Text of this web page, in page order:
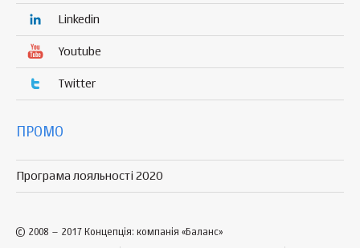
Linkedin
Youtube
Twitter
ПРОМО
Програма лояльності 2020
© 2008 – 2017 Концепція: компанія «Баланс»